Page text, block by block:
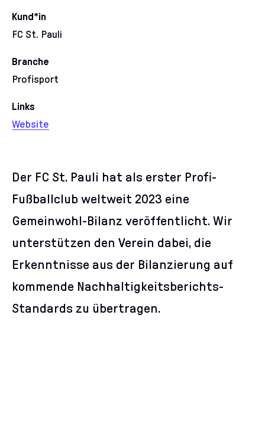
Kund*in
FC St. Pauli
Branche
Profisport
Links
Website
Der FC St. Pauli hat als erster Profi-
Fußballclub weltweit 2023 eine
Gemeinwohl-Bilanz veröffentlicht. Wir
unterstützen den Verein dabei, die
Erkenntnisse aus der Bilanzierung auf
kommende Nachhaltigkeitsberichts-
Standards zu übertragen.